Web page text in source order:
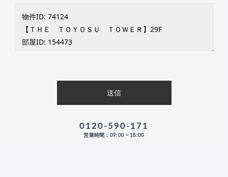
0120-590-171
営業時間：09:00 ~ 18:00